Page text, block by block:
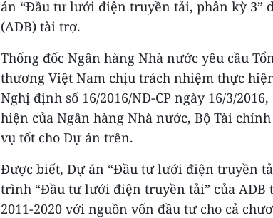
án “Đầu tư lưới điện truyền tải, phân kỳ 3”
(ADB) tài trợ.
Thống đốc Ngân hàng Nhà nước yêu cầu
thương Việt Nam chịu trách nhiệm thực
Nghị định số 16/2016/NĐ-CP ngày 16/3/
hiện của Ngân hàng Nhà nước, Bộ Tài
vụ tốt cho Dự án trên.
Được biết, Dự án “Đầu tư lưới điện truyền
trình “Đầu tư lưới điện truyền tải” của ADB
2011-2020 với nguồn vốn đầu tư cho cả